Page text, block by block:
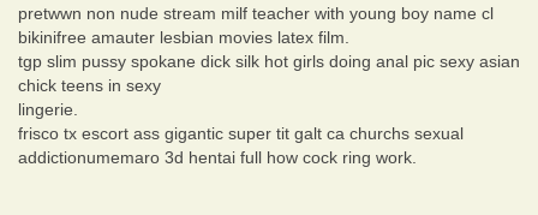
pretwwn non nude stream milf teacher with young boy name cl
bikinifree amauter lesbian movies latex film.
tgp slim pussy spokane dick silk hot girls doing anal pic sexy asian
chick teens in sexy
lingerie.
frisco tx escort ass gigantic super tit galt ca churchs sexual
addictionumemaro 3d hentai full how cock ring work.